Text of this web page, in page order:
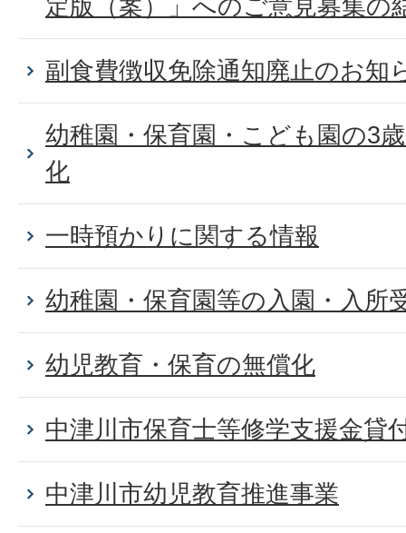
定版（案）」へのご意見募集の
副食費徴収免除通知廃止のお知
幼稚園・保育園・こども園の3
化
一時預かりに関する情報
幼稚園・保育園等の入園・入所
幼児教育・保育の無償化
中津川市保育士等修学支援金貸
中津川市幼児教育推進事業